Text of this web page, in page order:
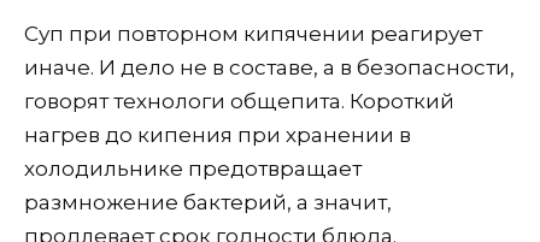
Суп при повторном кипячении реагирует
иначе. И дело не в составе, а в безопасности,
говорят технологи общепита. Короткий
нагрев до кипения при хранении в
холодильнике предотвращает
размножение бактерий, а значит,
продлевает срок годности блюда.